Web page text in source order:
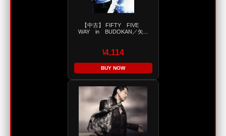
【中古】 FIFTY FIVE
WAY in BUDOKAN／矢...
\4,114
BUY NOW